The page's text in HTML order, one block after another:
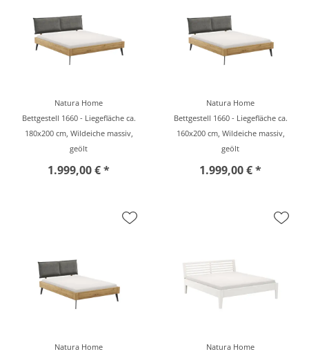
Natura Home
Bettgestell 1660 - Liegefläche ca.
180x200 cm, Wildeiche massiv,
geölt
1.999,00 € *
Natura Home
Bettgestell 1660 - Liegefläche ca.
160x200 cm, Wildeiche massiv,
geölt
1.999,00 € *
Natura Home Natura Home